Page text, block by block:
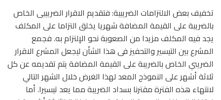
تخفيف بعض الالتزامات الضريبية: فتقديم الاقرار الضريبيى الخاص
بالضريبة على القيمة المضافة شهريا يخلق التزاما على المكلف
يجد فيه المكلف مزيدا من الصعوبة نحو الإلتزام به. فجمع
المشرع بين التيسير والتحفيز فى هذا الشأن ليجعل المشرع الاقرار
الضريبي الخاص بالضريبة على القيمة المضافة يتم تقديمه عن كل
ثلاثة أشهر على النموذج المعد لهذا الغرض خلال الشهر التالي
لانتهاء هذه الفترة مقترنا بسداد الضريبة مما يعد تيسيرا. أما